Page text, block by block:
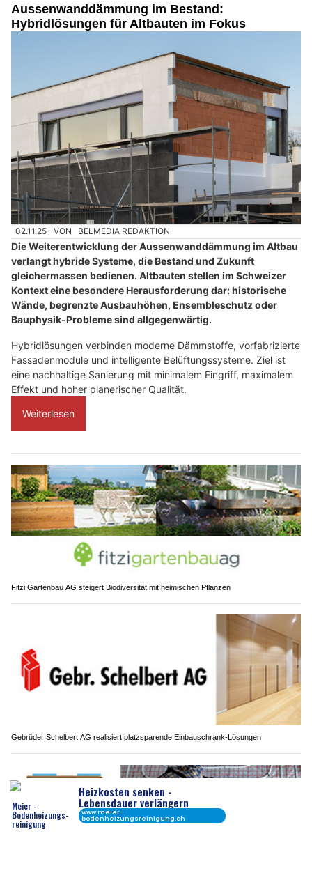
Aussenwanddämmung im Bestand:
Hybridlösungen für Altbauten im Fokus
02.11.25 VON BELMEDIA REDAKTION
Die Weiterentwicklung der Aussenwanddämmung im Altbau
verlangt hybride Systeme, die Bestand und Zukunft
gleichermassen bedienen. Altbauten stellen im Schweizer
Kontext eine besondere Herausforderung dar: historische
Wände, begrenzte Ausbauhöhen, Ensembleschutz oder
Bauphysik-Probleme sind allgegenwärtig.
Hybridlösungen verbinden moderne Dämmstoffe, vorfabrizierte
Fassadenmodule und intelligente Belüftungssysteme. Ziel ist
eine nachhaltige Sanierung mit minimalem Eingriff, maximalem
Effekt und hoher planerischer Qualität.
Weiterlesen
Fitzi Gartenbau AG steigert Biodiversität mit heimischen Pflanzen
Gebrüder Schelbert AG realisiert platzsparende Einbauschrank-Lösungen